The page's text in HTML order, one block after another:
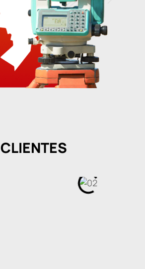
CLIENTES